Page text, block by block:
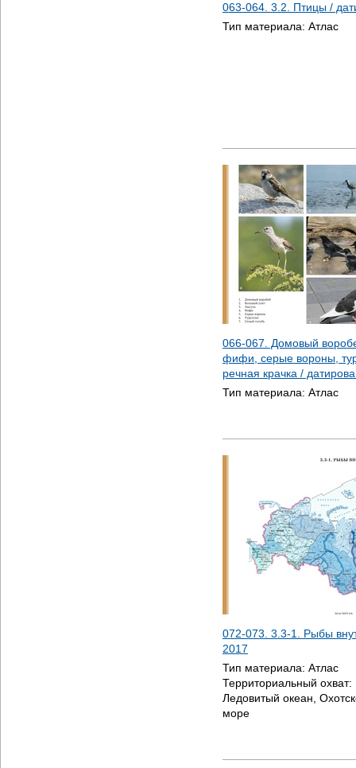
063-064. 3.2. Птицы /
Тип материала: Атлас
066-067. Домовый
фифи, серые вороны,
речная крачка /
Тип материала: Атлас
072-073. 3.3-1. Рыбы
2017
Тип материала: Атлас
Территориальный охват:
Ледовитый океан,
море